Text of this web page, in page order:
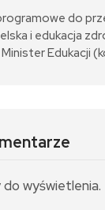
do
i edukacja
Edukacji
wyświetlenia.